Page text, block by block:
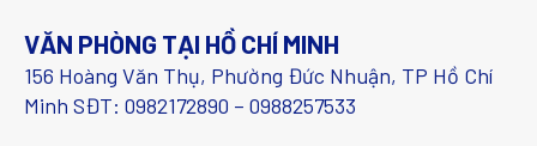
VĂN PHÒNG TẠI HỒ CHÍ MINH
156 Hoàng Văn Thụ, Phường Đức Nhuận, TP Hồ Chí
Minh SĐT: 0982172890 – 0988257533